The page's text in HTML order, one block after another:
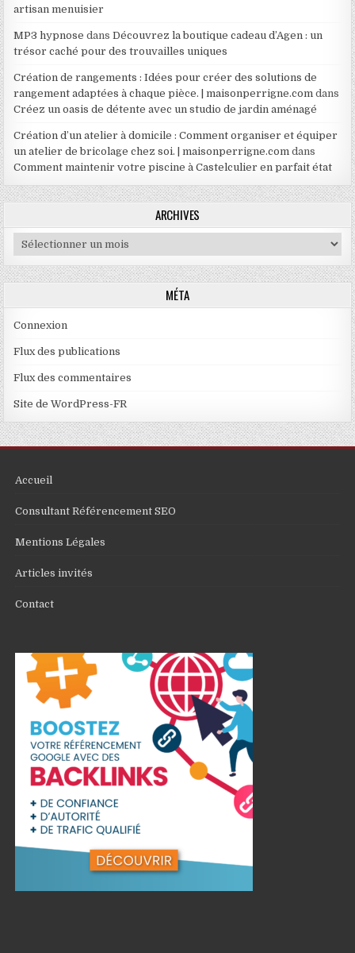
artisan menuisier
MP3 hypnose dansDécouvrez la boutique cadeau d’Agen : un
trésor caché pour des trouvailles uniques
Création de rangements : Idées pour créer des solutions de
rangement adaptées à chaque pièce. | maisonperrigne.com dans
Créez un oasis de détente avec un studio de jardin aménagé
Création d’un atelier à domicile : Comment organiser et équiper
un atelier de bricolage chez soi. | maisonperrigne.com dans
Comment maintenir votre piscine à Castelculier en parfait état
ARCHIVES
Archives
MÉTA
Connexion
Flux des publications
Flux des commentaires
Site de WordPress-FR
Accueil
Consultant Référencement SEO
Mentions Légales
Articles invités
Contact